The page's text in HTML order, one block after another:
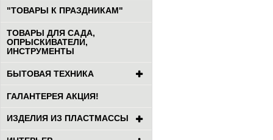
"ТОВАРЫ К ПРАЗДНИКАМ"
ТОВАРЫ ДЛЯ САДА,
ОПРЫСКИВАТЕЛИ,
ИНСТРУМЕНТЫ
БЫТОВАЯ ТЕХНИКА
ГАЛАНТЕРЕЯ АКЦИЯ!
ИЗДЕЛИЯ ИЗ ПЛАСТМАССЫ